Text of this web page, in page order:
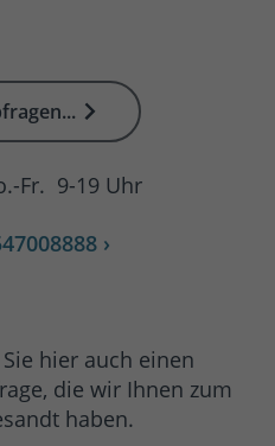
Fr. 9-19 Uhr
›
hier auch einen
die wir Ihnen zum
haben.